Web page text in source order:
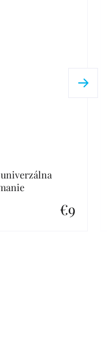
€9